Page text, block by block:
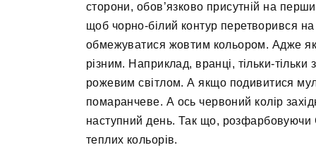
сторони, обов’язково присутній на
щоб чорно-білий контур перетворився
обмежуватися жовтим кольором. Адже
різним. Наприклад, вранці, тільки-тільки
рожевим світлом. А якщо подивитися
помаранчеве. А ось червоний колір
наступний день. Так що, розфарбовуючи
теплих кольорів.